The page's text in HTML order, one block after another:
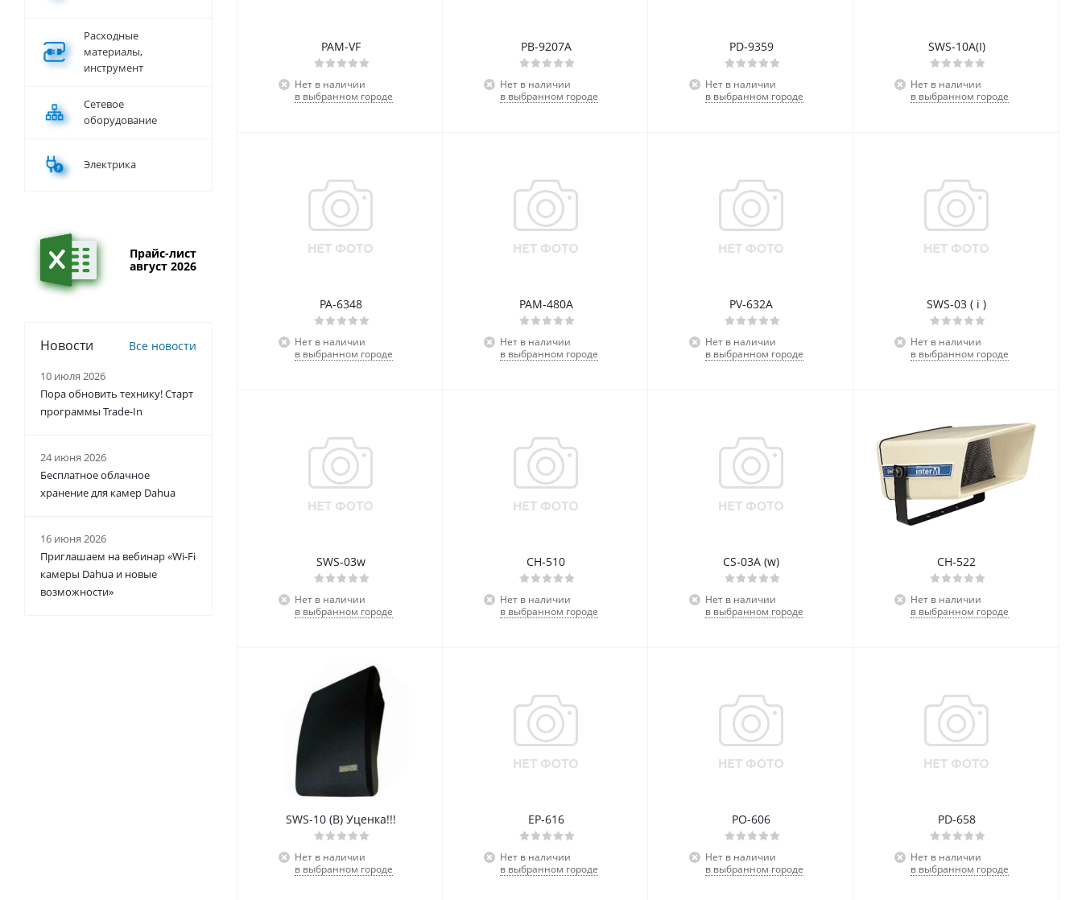
PAM-VF
Нет в наличии
в выбранном городе
PB-9207A
Нет в наличии
в выбранном городе
PD-9359
Нет в наличии
в выбранном городе
SWS-10A(I)
Нет в наличии
в выбранном городе
PA-6348
Нет в наличии
в выбранном городе
PAM-480A
Нет в наличии
в выбранном городе
PV-632А
Нет в наличии
в выбранном городе
SWS-03 ( i )
Нет в наличии
в выбранном городе
SWS-03w
Нет в наличии
в выбранном городе
CH-510
Нет в наличии
в выбранном городе
CS-03A (w)
Нет в наличии
в выбранном городе
CH-522
Нет в наличии
в выбранном городе
SWS-10 (B) Уценка!!!
Нет в наличии
в выбранном городе
ЕР-616
Нет в наличии
в выбранном городе
PO-606
Нет в наличии
в выбранном городе
PD-658
Нет в наличии
в выбранном городе
Расходные
материалы,
инструмент
Сетевое
оборудование
Электрика
Прайс-лист
август 2026
Новости Все новости
10 июля 2026
Пора обновить технику! Старт
программы Trade-In
24 июня 2026
Бесплатное облачное
хранение для камер Dahua
16 июня 2026
Приглашаем на вебинар «Wi-Fi
камеры Dahua и новые
возможности»